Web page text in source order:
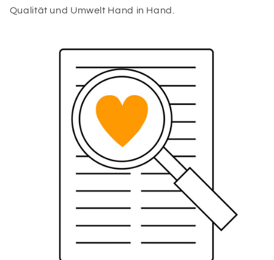
Qualität und Umwelt Hand in Hand.